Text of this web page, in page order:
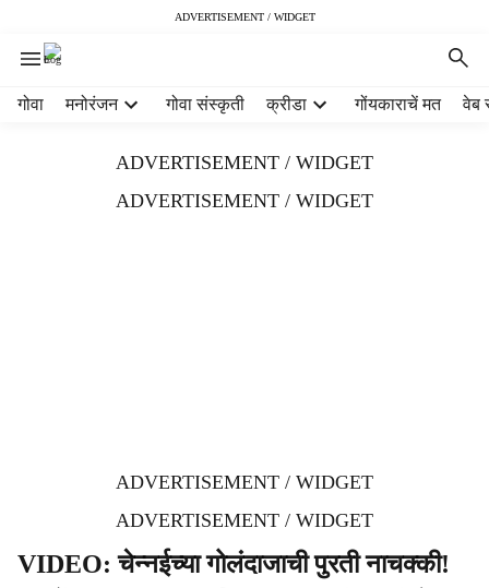
ADVERTISEMENT / WIDGET
गोवा मनोरंजन गोवा संस्कृती क्रीडा गोंयकाराचें मत वेब
ADVERTISEMENT / WIDGET
ADVERTISEMENT / WIDGET
ADVERTISEMENT / WIDGET
ADVERTISEMENT / WIDGET
VIDEO: चेन्नईच्या गोलंदाजाची पुरती नाचक्की!